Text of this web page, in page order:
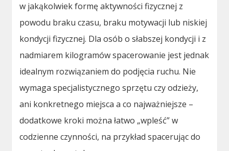
w jakąkolwiek formę aktywności fizycznej z
powodu braku czasu, braku motywacji lub niskiej
kondycji fizycznej. Dla osób o słabszej kondycji i z
nadmiarem kilogramów spacerowanie jest jednak
idealnym rozwiązaniem do podjęcia ruchu. Nie
wymaga specjalistycznego sprzętu czy odzieży,
ani konkretnego miejsca a co najważniejsze –
dodatkowe kroki można łatwo „wpleść” w
codzienne czynności, na przykład spacerując do